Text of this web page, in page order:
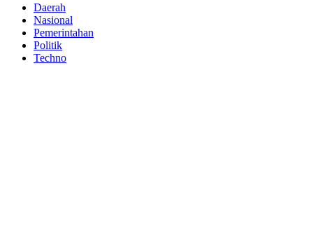
Daerah
Nasional
Pemerintahan
Politik
Techno